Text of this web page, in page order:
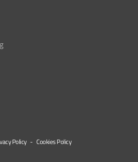
Policy-Cookies Policy